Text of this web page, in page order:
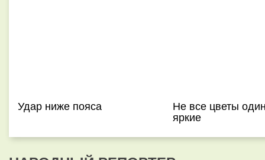
Удар ниже пояса Не все цветы
яркие